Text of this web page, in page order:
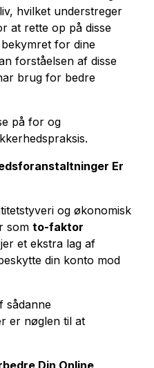
hvilket understreger
at rette op på disse
for dine
forståelsen af disse
brug for bedre
på for og
Er
og økonomisk
som to-faktor
et ekstra lag af
din konto mod
sådanne
er nøglen til at
Din Online